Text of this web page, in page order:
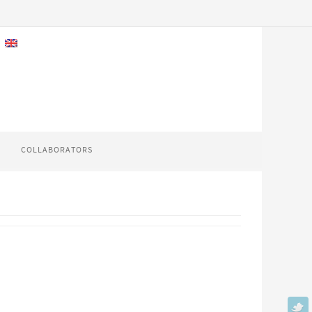
COLLABORATORS